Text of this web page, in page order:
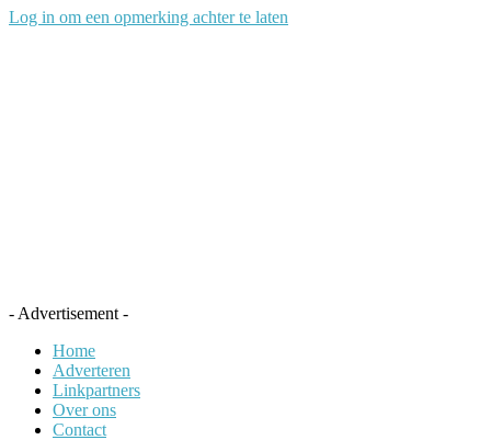
Log in om een opmerking achter te laten
- Advertisement -
Home
Adverteren
Linkpartners
Over ons
Contact